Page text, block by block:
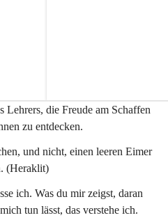
e
n
a
Lehrers, die Freude am Schaffen
zu entdecken.
und nicht, einen leeren Eimer
(Heraklit)
ich. Was du mir zeigst, daran
tun lässt, das verstehe ich.